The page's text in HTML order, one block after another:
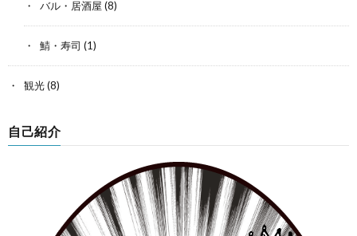
バル・居酒屋 (8)
鯖・寿司 (1)
観光(8)
自己紹介